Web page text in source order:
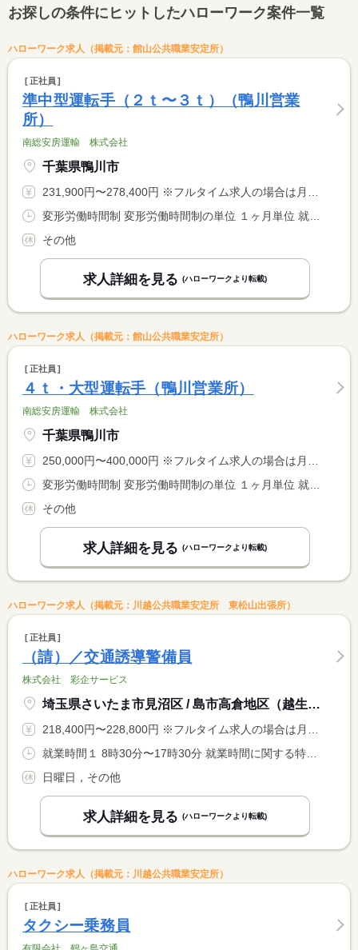
お探しの条件にヒットしたハローワーク案件一覧
ハローワーク求人（掲載元：館山公共職業安定所）
正社員
準中型運転手（２ｔ〜３ｔ）（鴨川営業
所）
南総安房運輸 株式会社
千葉県鴨川市
231,900円〜278,400円 ※フルタイム求人の場合は月額（換算額）、パート求人の場合は時間額を表示しています。
変形労働時間制 変形労働時間制の単位 １ヶ月単位 就業時間１ 8時00分〜17時00分 就業時間に関する特記事項 早出・残業有り、業務の都合や配車上 <BR> 時刻の繰上げ、繰下げを行うことがある。
その他
求人詳細を見る (ハローワークより転載)
ハローワーク求人（掲載元：館山公共職業安定所）
正社員
４ｔ・大型運転手（鴨川営業所）
南総安房運輸 株式会社
千葉県鴨川市
250,000円〜400,000円 ※フルタイム求人の場合は月額（換算額）、パート求人の場合は時間額を表示しています。
変形労働時間制 変形労働時間制の単位 １ヶ月単位 就業時間１ 8時00分〜17時00分 就業時間２ 19時00分〜4時00分 就業時間に関する特記事項 （２）は休憩１２０分以上 <BR> 早出・残業有り、業務の都合や配車上 <BR> 時刻の繰上げ、繰下げを行うことがある。
その他
求人詳細を見る (ハローワークより転載)
ハローワーク求人（掲載元：川越公共職業安定所 東松山出張所）
正社員
（請）／交通誘導警備員
株式会社 彩企サービス
埼玉県さいたま市見沼区 / 島市高倉地区（越生線一本松駅近く）のいずれか
218,400円〜228,800円 ※フルタイム求人の場合は月額（換算額）、パート求人の場合は時間額を表示しています。
就業時間１ 8時30分〜17時30分 就業時間に関する特記事項 ＊現場により多少の変動あり（詳細面接時）
日曜日，その他
求人詳細を見る (ハローワークより転載)
ハローワーク求人（掲載元：川越公共職業安定所）
正社員
タクシー乗務員